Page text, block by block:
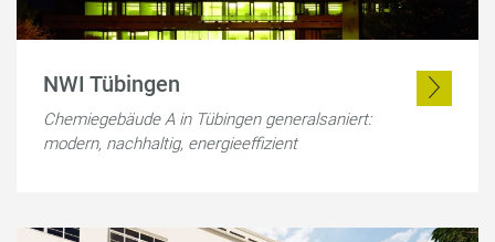
NWI Tübingen
Chemiegebäude A in Tübingen generalsaniert:
modern, nachhaltig, energieeffizient